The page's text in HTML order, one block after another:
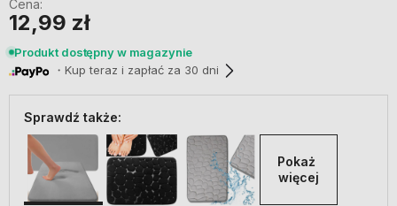
Cena:
12,99 zł
Produkt dostępny w magazynie
・Kup teraz i zapłać za 30 dni
Sprawdź także:
Pokaż
więcej